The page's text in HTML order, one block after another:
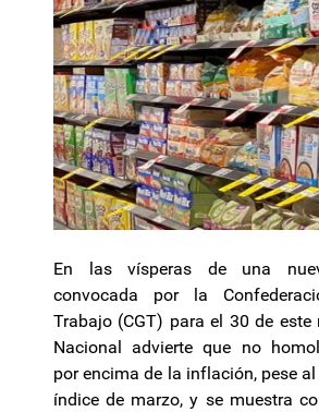
En las vísperas de una
convocada por la
Trabajo (CGT) para el 30 de este
Nacional advierte que no
por encima de la inflación, pese al
índice de marzo, y se muestra